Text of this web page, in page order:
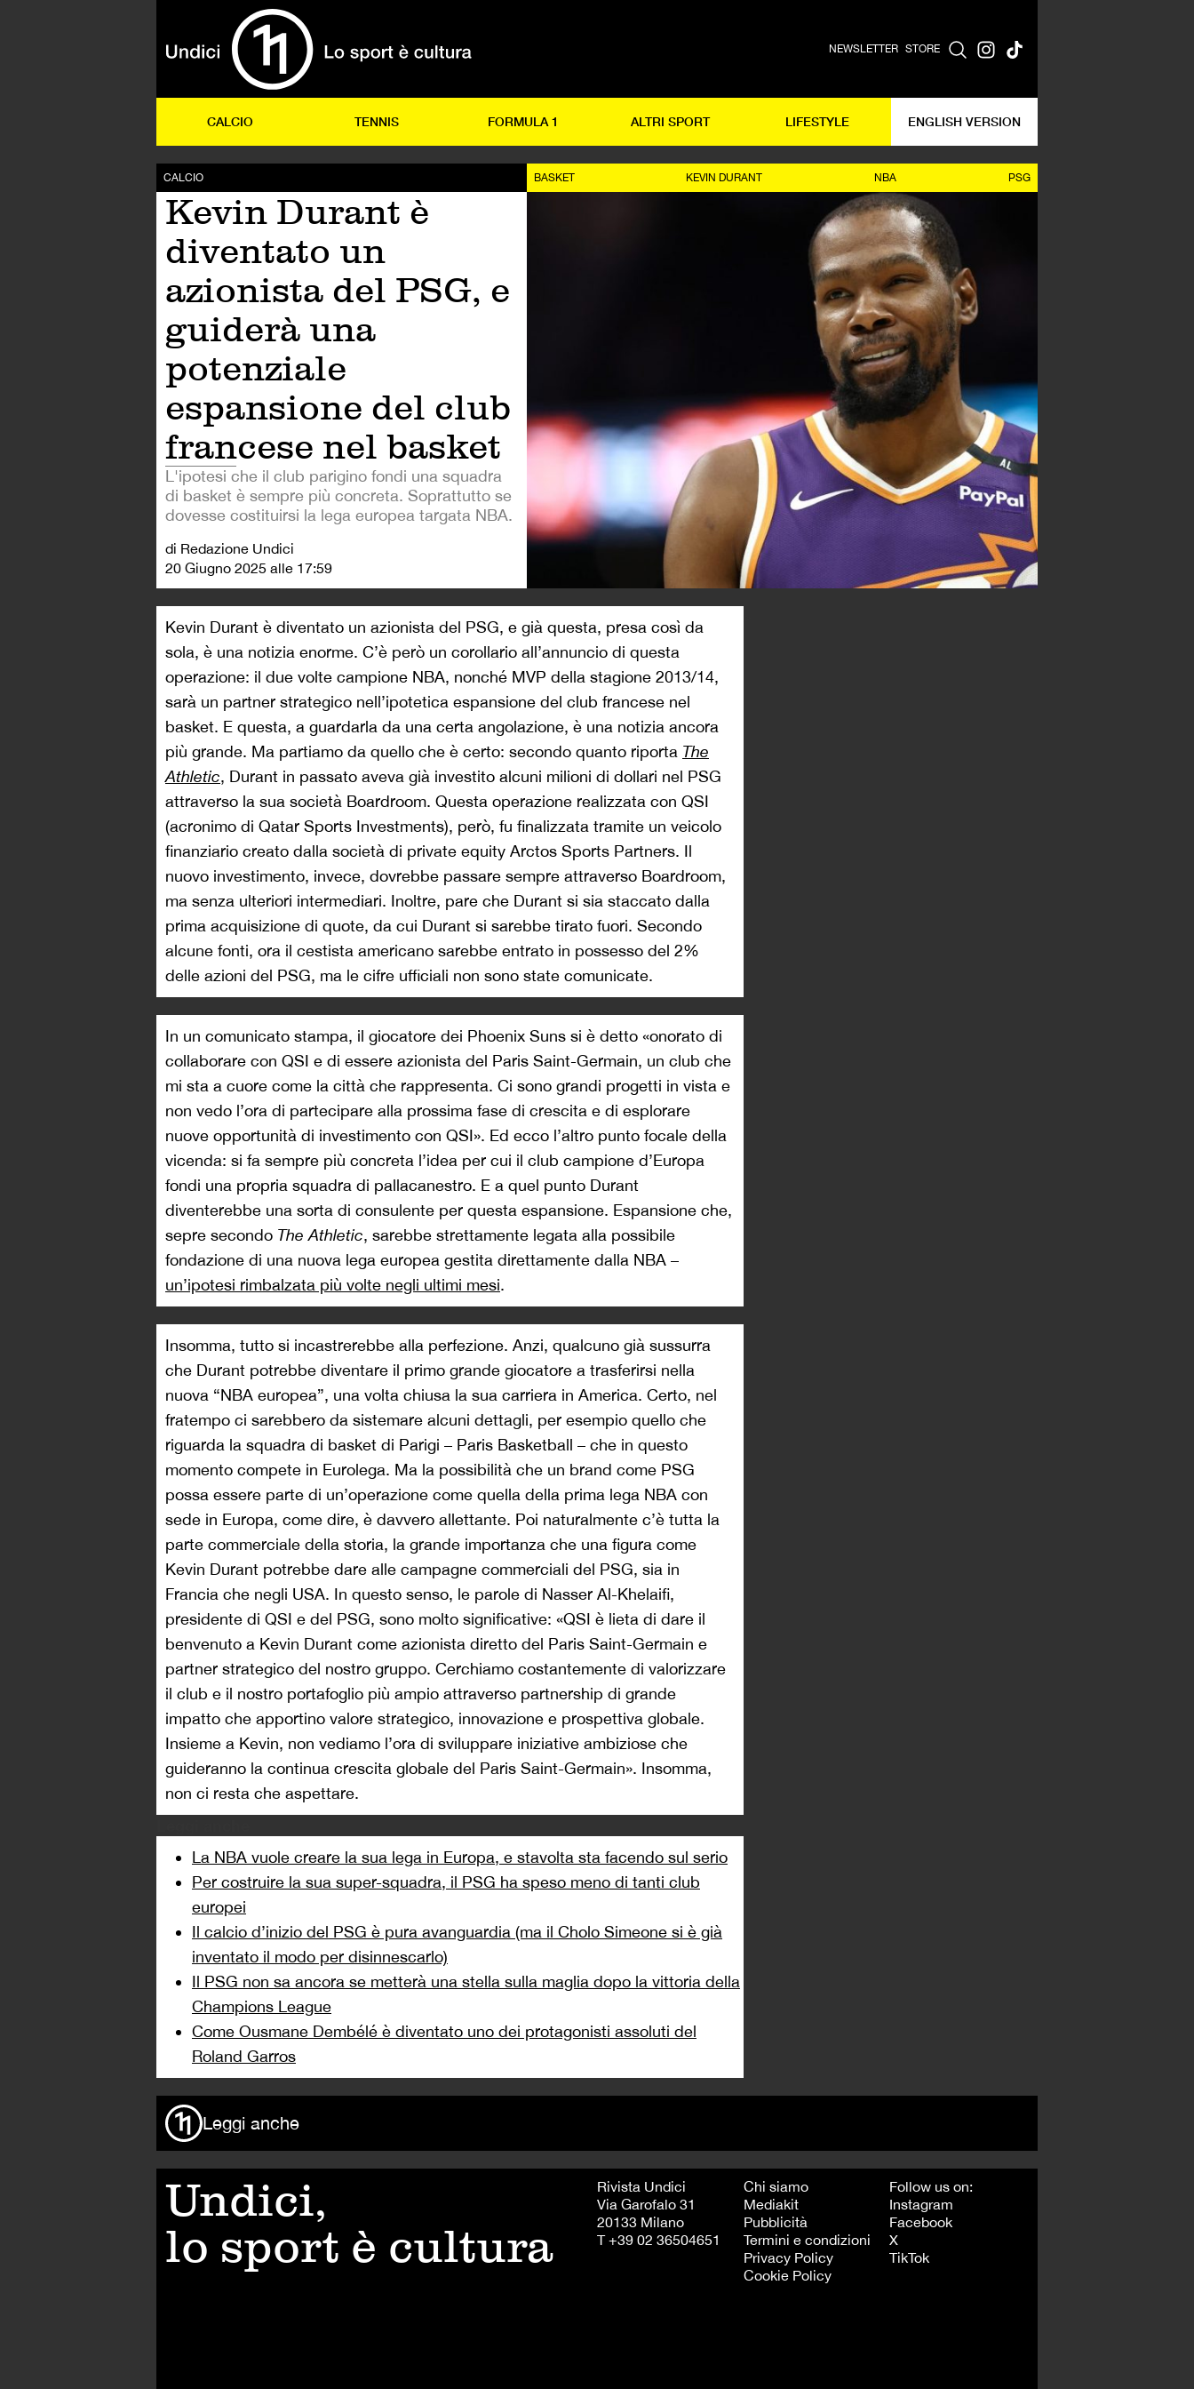
NEWSLETTER STORE
CALCIO TENNIS FORMULA 1 ALTRI SPORT LIFESTYLE ENGLISH VERSION
CALCIO
Kevin Durant è
diventato un
azionista del PSG, e
guiderà una
potenziale
espansione del club
francese nel basket
L'ipotesi che il club parigino fondi una squadra
di basket è sempre più concreta. Soprattutto se
dovesse costituirsi la lega europea targata NBA.
di Redazione Undici
20 Giugno 2025 alle 17:59
BASKET KEVIN DURANT NBA PSG
Kevin Durant è diventato un azionista del PSG, e già questa, presa così da
sola, è una notizia enorme. C’è però un corollario all’annuncio di questa
operazione: il due volte campione NBA, nonché MVP della stagione 2013/14,
sarà un partner strategico nell’ipotetica espansione del club francese nel
basket. E questa, a guardarla da una certa angolazione, è una notizia ancora
più grande. Ma partiamo da quello che è certo: secondo quanto riporta The
Athletic, Durant in passato aveva già investito alcuni milioni di dollari nel PSG
attraverso la sua società Boardroom. Questa operazione realizzata con QSI
(acronimo di Qatar Sports Investments), però, fu finalizzata tramite un veicolo
finanziario creato dalla società di private equity Arctos Sports Partners. Il
nuovo investimento, invece, dovrebbe passare sempre attraverso Boardroom,
ma senza ulteriori intermediari. Inoltre, pare che Durant si sia staccato dalla
prima acquisizione di quote, da cui Durant si sarebbe tirato fuori. Secondo
alcune fonti, ora il cestista americano sarebbe entrato in possesso del 2%
delle azioni del PSG, ma le cifre ufficiali non sono state comunicate.
In un comunicato stampa, il giocatore dei Phoenix Suns si è detto «onorato di
collaborare con QSI e di essere azionista del Paris Saint-Germain, un club che
mi sta a cuore come la città che rappresenta. Ci sono grandi progetti in vista e
non vedo l’ora di partecipare alla prossima fase di crescita e di esplorare
nuove opportunità di investimento con QSI». Ed ecco l’altro punto focale della
vicenda: si fa sempre più concreta l’idea per cui il club campione d’Europa
fondi una propria squadra di pallacanestro. E a quel punto Durant
diventerebbe una sorta di consulente per questa espansione. Espansione che,
sepre secondo The Athletic, sarebbe strettamente legata alla possibile
fondazione di una nuova lega europea gestita direttamente dalla NBA –
un’ipotesi rimbalzata più volte negli ultimi mesi.
Insomma, tutto si incastrerebbe alla perfezione. Anzi, qualcuno già sussurra
che Durant potrebbe diventare il primo grande giocatore a trasferirsi nella
nuova “NBA europea”, una volta chiusa la sua carriera in America. Certo, nel
fratempo ci sarebbero da sistemare alcuni dettagli, per esempio quello che
riguarda la squadra di basket di Parigi – Paris Basketball – che in questo
momento compete in Eurolega. Ma la possibilità che un brand come PSG
possa essere parte di un’operazione come quella della prima lega NBA con
sede in Europa, come dire, è davvero allettante. Poi naturalmente c’è tutta la
parte commerciale della storia, la grande importanza che una figura come
Kevin Durant potrebbe dare alle campagne commerciali del PSG, sia in
Francia che negli USA. In questo senso, le parole di Nasser Al-Khelaifi,
presidente di QSI e del PSG, sono molto significative: «QSI è lieta di dare il
benvenuto a Kevin Durant come azionista diretto del Paris Saint-Germain e
partner strategico del nostro gruppo. Cerchiamo costantemente di valorizzare
il club e il nostro portafoglio più ampio attraverso partnership di grande
impatto che apportino valore strategico, innovazione e prospettiva globale.
Insieme a Kevin, non vediamo l’ora di sviluppare iniziative ambiziose che
guideranno la continua crescita globale del Paris Saint-Germain». Insomma,
non ci resta che aspettare.
La NBA vuole creare la sua lega in Europa, e stavolta sta facendo sul serio
Per costruire la sua super-squadra, il PSG ha speso meno di tanti club
europei
Il calcio d’inizio del PSG è pura avanguardia (ma il Cholo Simeone si è già
inventato il modo per disinnescarlo)
Il PSG non sa ancora se metterà una stella sulla maglia dopo la vittoria della
Champions League
Come Ousmane Dembélé è diventato uno dei protagonisti assoluti del
Roland Garros
Leggi anche
Undici,
lo sport è cultura
Rivista Undici
Via Garofalo 31
20133 Milano
T +39 02 36504651
Chi siamo
Mediakit
Pubblicità
Termini e condizioni
Privacy Policy
Cookie Policy
Follow us on:
Instagram
Facebook
X
TikTok